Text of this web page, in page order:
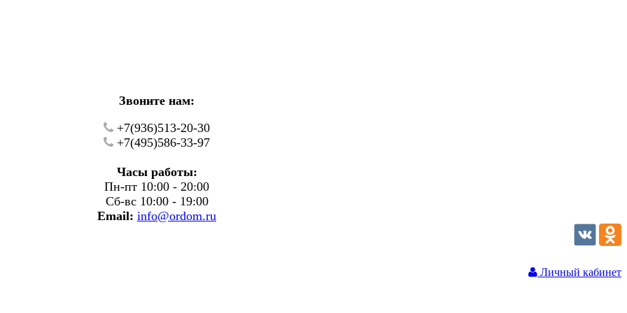
Звоните нам:
+7(936)513-20-30
+7(495)586-33-97
Часы работы:
Пн-пт 10:00 - 20:00
Сб-вс 10:00 - 19:00
Email: info@ordom.ru
Личный кабинет